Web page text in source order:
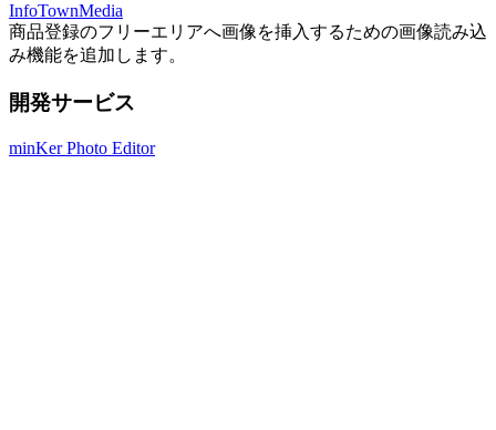
InfoTownMedia
商品登録のフリーエリアへ画像を挿入するための画像読み込
み機能を追加します。
開発サービス
minKer Photo Editor